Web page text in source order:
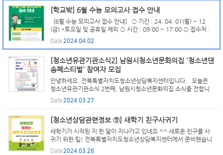
[학교밖] 6월 수능 모의고사 접수 안내
[6월 수능 모의고사 접수 안내] ○ 기간 : 24. 04. 01(월) ~ 12
(금) *토요일 및 공휴일 제외 ○ 시간 : 09:00 ~ 17:00 ○ 접수처 :
주소지 관할 시험지구 교육청 또는 학원 ○ 준비물 - 검정고시 합격
청소년 : 합격증명서류, 응시료(12,000원) - 4월 검정고시...
Date2024.04.02
[청소년유관기관소식2] 남원시청소년문화의집 '청소년댄
송페스티벌' 참여자 모집
안녕하세요. 전북특별자치도청소년상담복지센터입니다. 오늘은
청소년유관기관소식 2번째, 남원시청소년문화의집 소식을 전합니
다. 남원청소년들의 꿈터 남원시청소년문화의집에서는 2024년 5
월 5일(일) 13시~15시, 남원종합스포츠타운에서 청소년 댄송 ...
Date2024.03.27
[청소년상담관련정보 ③] 새학기 친구사귀기
새학기가 시작된 지 한 달이 지나가고 있네요 ^^ 새로운 친구를 사
귀기 위한 팁! 전북특별자치도청소년상담복지센터에서 준비했습니
다♥
Date2024.03.26